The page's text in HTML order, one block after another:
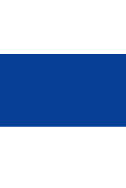
Intervensi